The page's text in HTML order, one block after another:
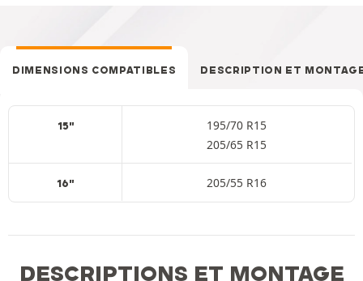
DIMENSIONS COMPATIBLES DESCRIPTION ET
15"
195/70 R15
205/65 R15
16" 205/55 R16
DESCRIPTIONS ET MONTAGE